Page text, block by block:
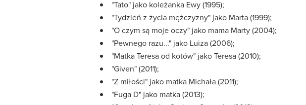
"Tato" jako koleżanka Ewy (1995);
"Tydzień z życia mężczyzny" jako Marta (1999);
"O czym są moje oczy" jako mama Marty (2004);
"Pewnego razu..." jako Luiza (2006);
"Matka Teresa od kotów" jako Teresa (2010);
"Given" (2011);
"Z miłości" jako matka Michała (2011);
"Fuga D" jako matka (2013);